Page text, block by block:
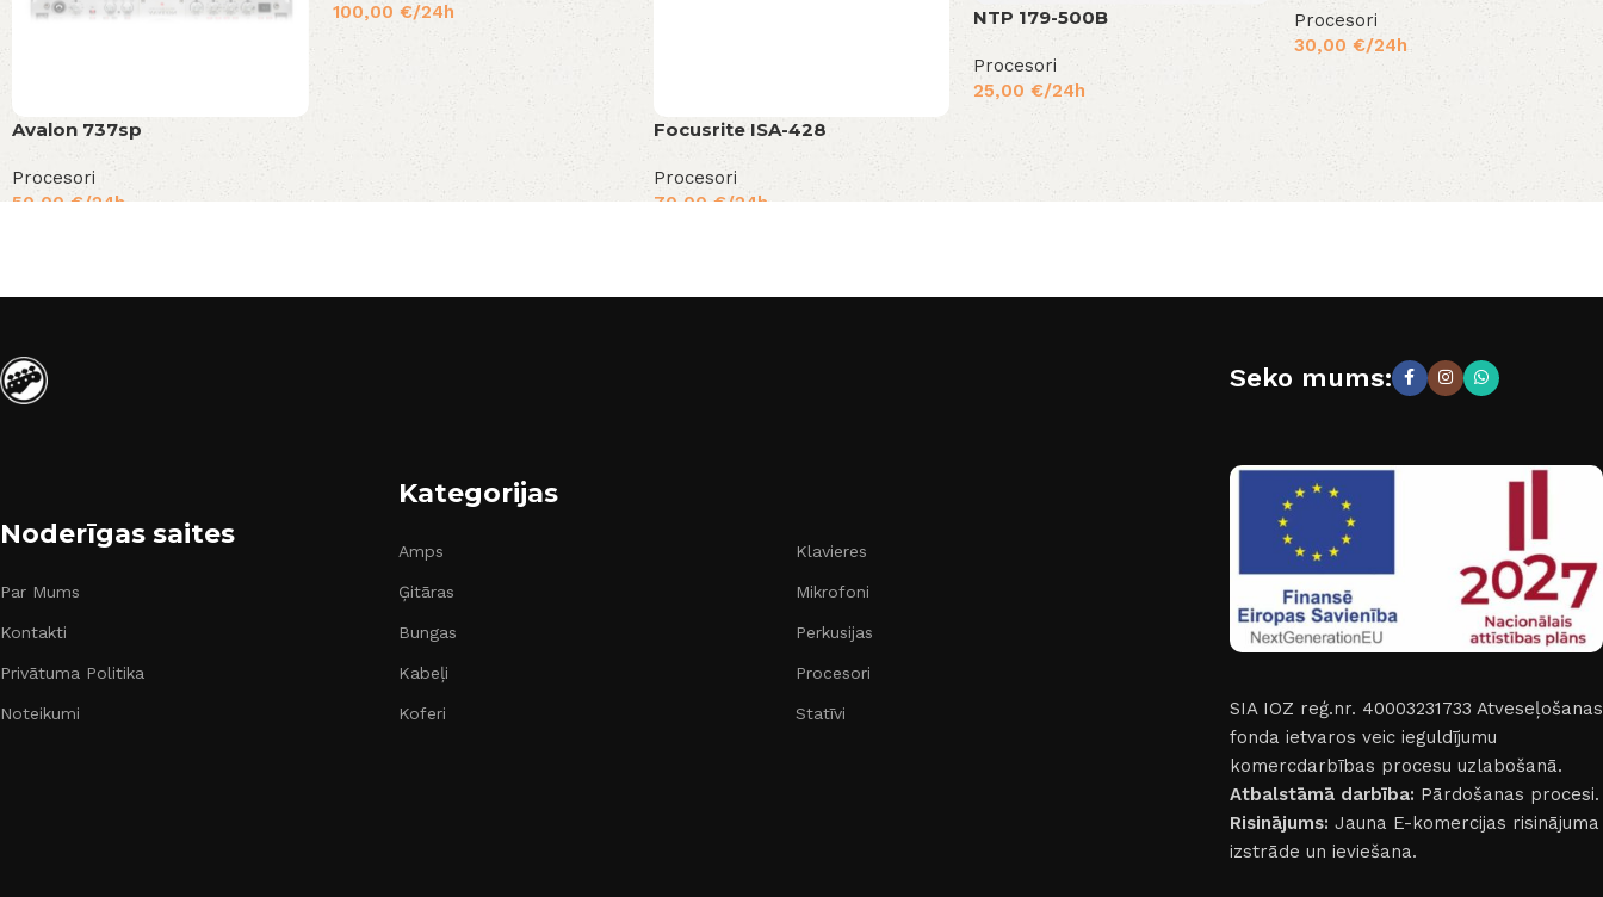
Avalon 737sp
Procesori
50,00€/24h
100,00 €/24h
Focusrite ISA-428
Procesori
70,00 €/24h
NTP 179-500B
Procesori
25,00€/24h
Procesori
30,00€/24h
Noderīgas saites
Par Mums
Kontakti
Privātuma Politika
Noteikumi
Kategorijas
Amps
Ģitāras
Bungas
Kabeļi
Koferi
Klavieres
Mikrofoni
Perkusijas
Procesori
Statīvi
Seko mums:
SIA IOZ reģ.nr. 40003231733 Atveseļošanas
fonda ietvaros veic ieguldījumu
komercdarbības procesu uzlabošanā.
Atbalstāmā darbība: Pārdošanas procesi.
Risinājums: Jauna E-komercijas risinājuma
izstrāde un ieviešana.